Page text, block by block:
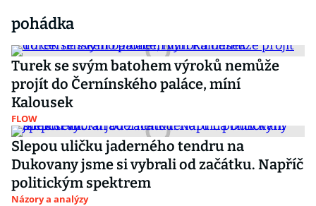
pohádka
Turek se svým batohem výroků nemůže
projít do Černínského paláce, míní
Kalousek
FLOW
Slepou uličku jaderného tendru na
Dukovany jsme si vybrali od začátku. Napříč
politickým spektrem
Názory a analýzy